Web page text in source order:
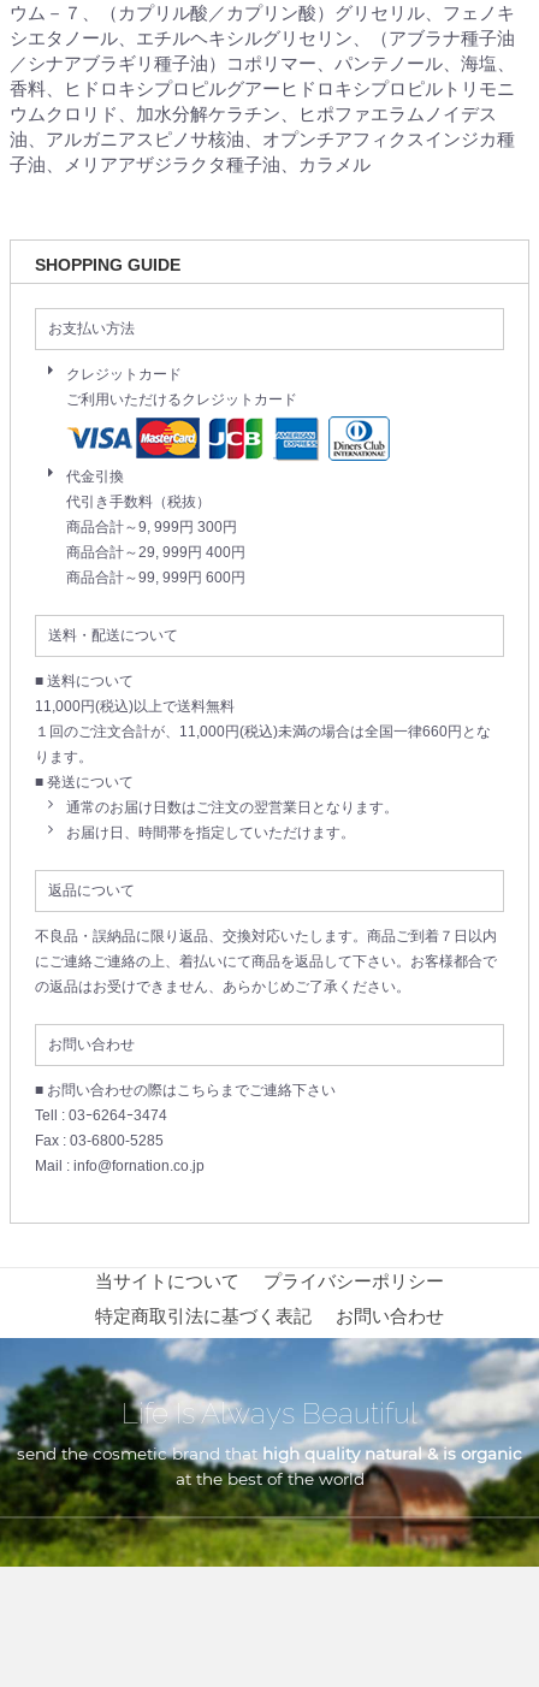
ウム－７、（カプリル酸／カプリン酸）グリセリル、フェノキ
シエタノール、エチルヘキシルグリセリン、（アブラナ種子油
／シナアブラギリ種子油）コポリマー、パンテノール、海塩、
香料、ヒドロキシプロピルグアーヒドロキシプロピルトリモニ
ウムクロリド、加水分解ケラチン、ヒポファエラムノイデス
油、アルガニアスピノサ核油、オプンチアフィクスインジカ種
子油、メリアアザジラクタ種子油、カラメル
SHOPPING GUIDE
お支払い方法
クレジットカード
ご利用いただけるクレジットカード
代金引換
代引き手数料（税抜）
商品合計～9, 999円 300円
商品合計～29, 999円 400円
商品合計～99, 999円 600円
送料・配送について
■ 送料について
11,000円(税込)以上で送料無料
１回のご注文合計が、11,000円(税込)未満の場合は全国一律660円とな
ります。
■ 発送について
通常のお届け日数はご注文の翌営業日となります。
お届け日、時間帯を指定していただけます。
返品について
不良品・誤納品に限り返品、交換対応いたします。商品ご到着７日以内
にご連絡ご連絡の上、着払いにて商品を返品して下さい。お客様都合で
の返品はお受けできません、あらかじめご了承ください。
お問い合わせ
■ お問い合わせの際はこちらまでご連絡下さい
Tell : 03ｰ6264ｰ3474
Fax : 03-6800-5285
Mail : info@fornation.co.jp
当サイトについて
プライバシーポリシー
特定商取引法に基づく表記
お問い合わせ
Life Is Always Beautiful
send the cosmetic brand thathigh quality natural & is organic
at the best of the world